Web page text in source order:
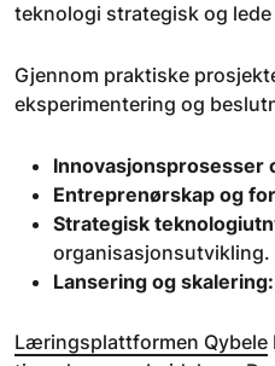
teknologi strategisk og
Gjennom praktiske
eksperimentering og
Innovasjonsprosesser
Entreprenørskap og
Strategisk
organisasjonsutvikling.
Lansering og skalering:
Læringsplattformen Qybele